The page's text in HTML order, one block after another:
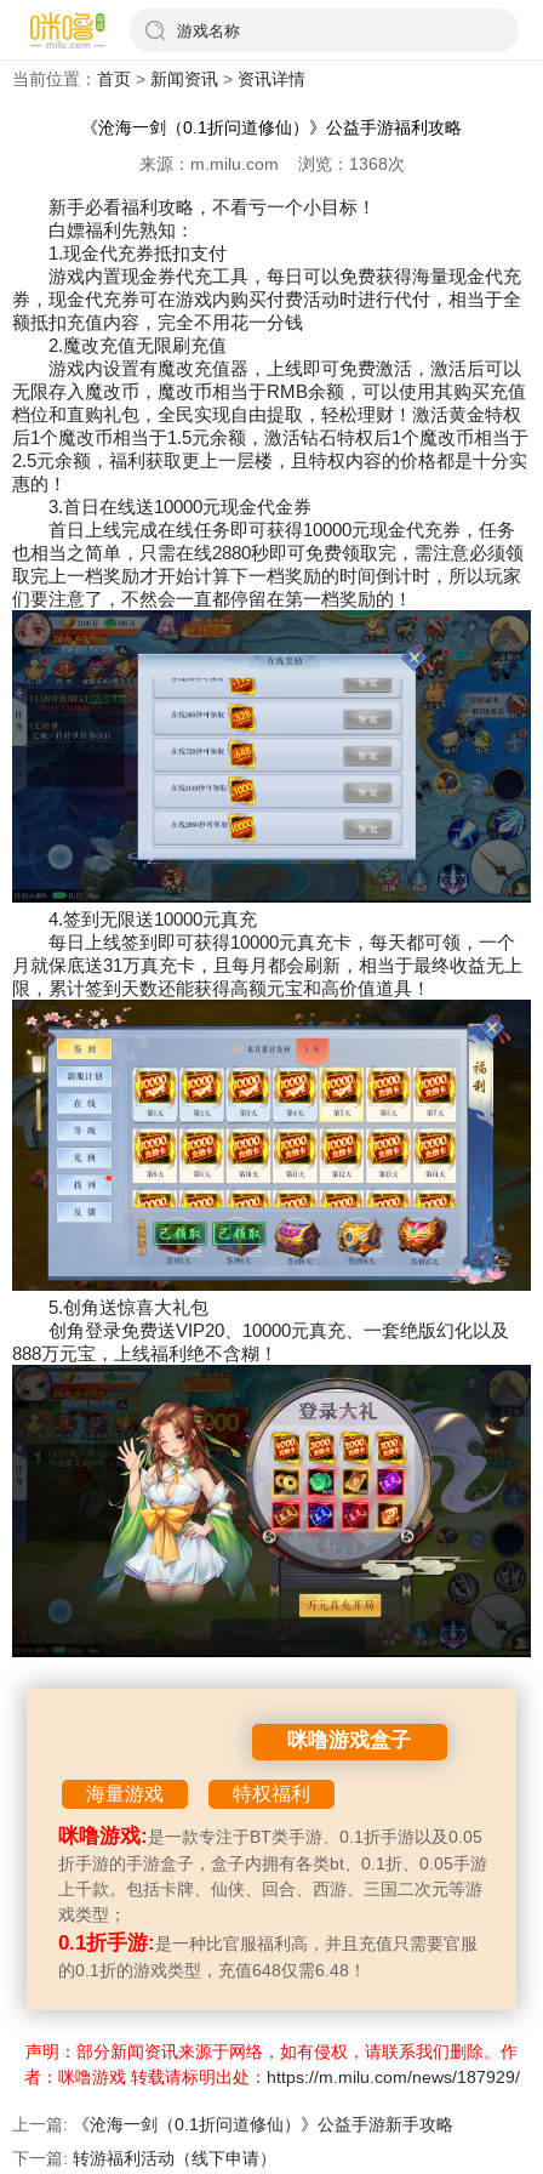
游戏名称
当前位置： 首页 > 新闻资讯 > 资讯详情
《沧海一剑（0.1折问道修仙）》公益手游福利攻略
来源：m.milu.com 浏览：1368次
新手必看福利攻略，不看亏一个小目标！
白嫖福利先熟知：
1.现金代充券抵扣支付
游戏内置现金券代充工具，每日可以免费获得海量现金代充
券，现金代充券可在游戏内购买付费活动时进行代付，相当于全
额抵扣充值内容，完全不用花一分钱
2.魔改充值无限刷充值
游戏内设置有魔改充值器，上线即可免费激活，激活后可以
无限存入魔改币，魔改币相当于RMB余额，可以使用其购买充值
档位和直购礼包，全民实现自由提取，轻松理财！激活黄金特权
后1个魔改币相当于1.5元余额，激活钻石特权后1个魔改币相当于
2.5元余额，福利获取更上一层楼，且特权内容的价格都是十分实
惠的！
3.首日在线送10000元现金代金券
首日上线完成在线任务即可获得10000元现金代充券，任务
也相当之简单，只需在线2880秒即可免费领取完，需注意必须领
取完上一档奖励才开始计算下一档奖励的时间倒计时，所以玩家
们要注意了，不然会一直都停留在第一档奖励的！
4.签到无限送10000元真充
每日上线签到即可获得10000元真充卡，每天都可领，一个
月就保底送31万真充卡，且每月都会刷新，相当于最终收益无上
限，累计签到天数还能获得高额元宝和高价值道具！
5.创角送惊喜大礼包
创角登录免费送VIP20、10000元真充、一套绝版幻化以及
888万元宝，上线福利绝不含糊！
咪噜游戏盒子
海量游戏 特权福利
咪噜游戏:是一款专注于BT类手游、0.1折手游以及0.05
折手游的手游盒子，盒子内拥有各类bt、0.1折、0.05手游
上千款。包括卡牌、仙侠、回合、西游、三国二次元等游
戏类型；
0.1折手游:是一种比官服福利高，并且充值只需要官服
的0.1折的游戏类型，充值648仅需6.48！
声明：部分新闻资讯来源于网络，如有侵权，请联系我们删除。作
者：咪噜游戏 转载请标明出处： https://m.milu.com/news/187929/
上一篇:
《沧海一剑（0.1折问道修仙）》公益手游新手攻略
下一篇: 转游福利活动（线下申请）